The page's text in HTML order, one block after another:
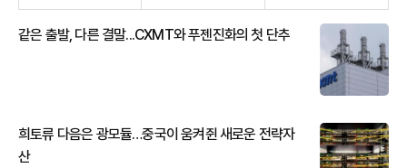
같은 출발, 다른 결말...CXMT와 푸젠진화의 첫 단추
희토류 다음은 광모듈…중국이 움켜쥔 새로운 전략자
산